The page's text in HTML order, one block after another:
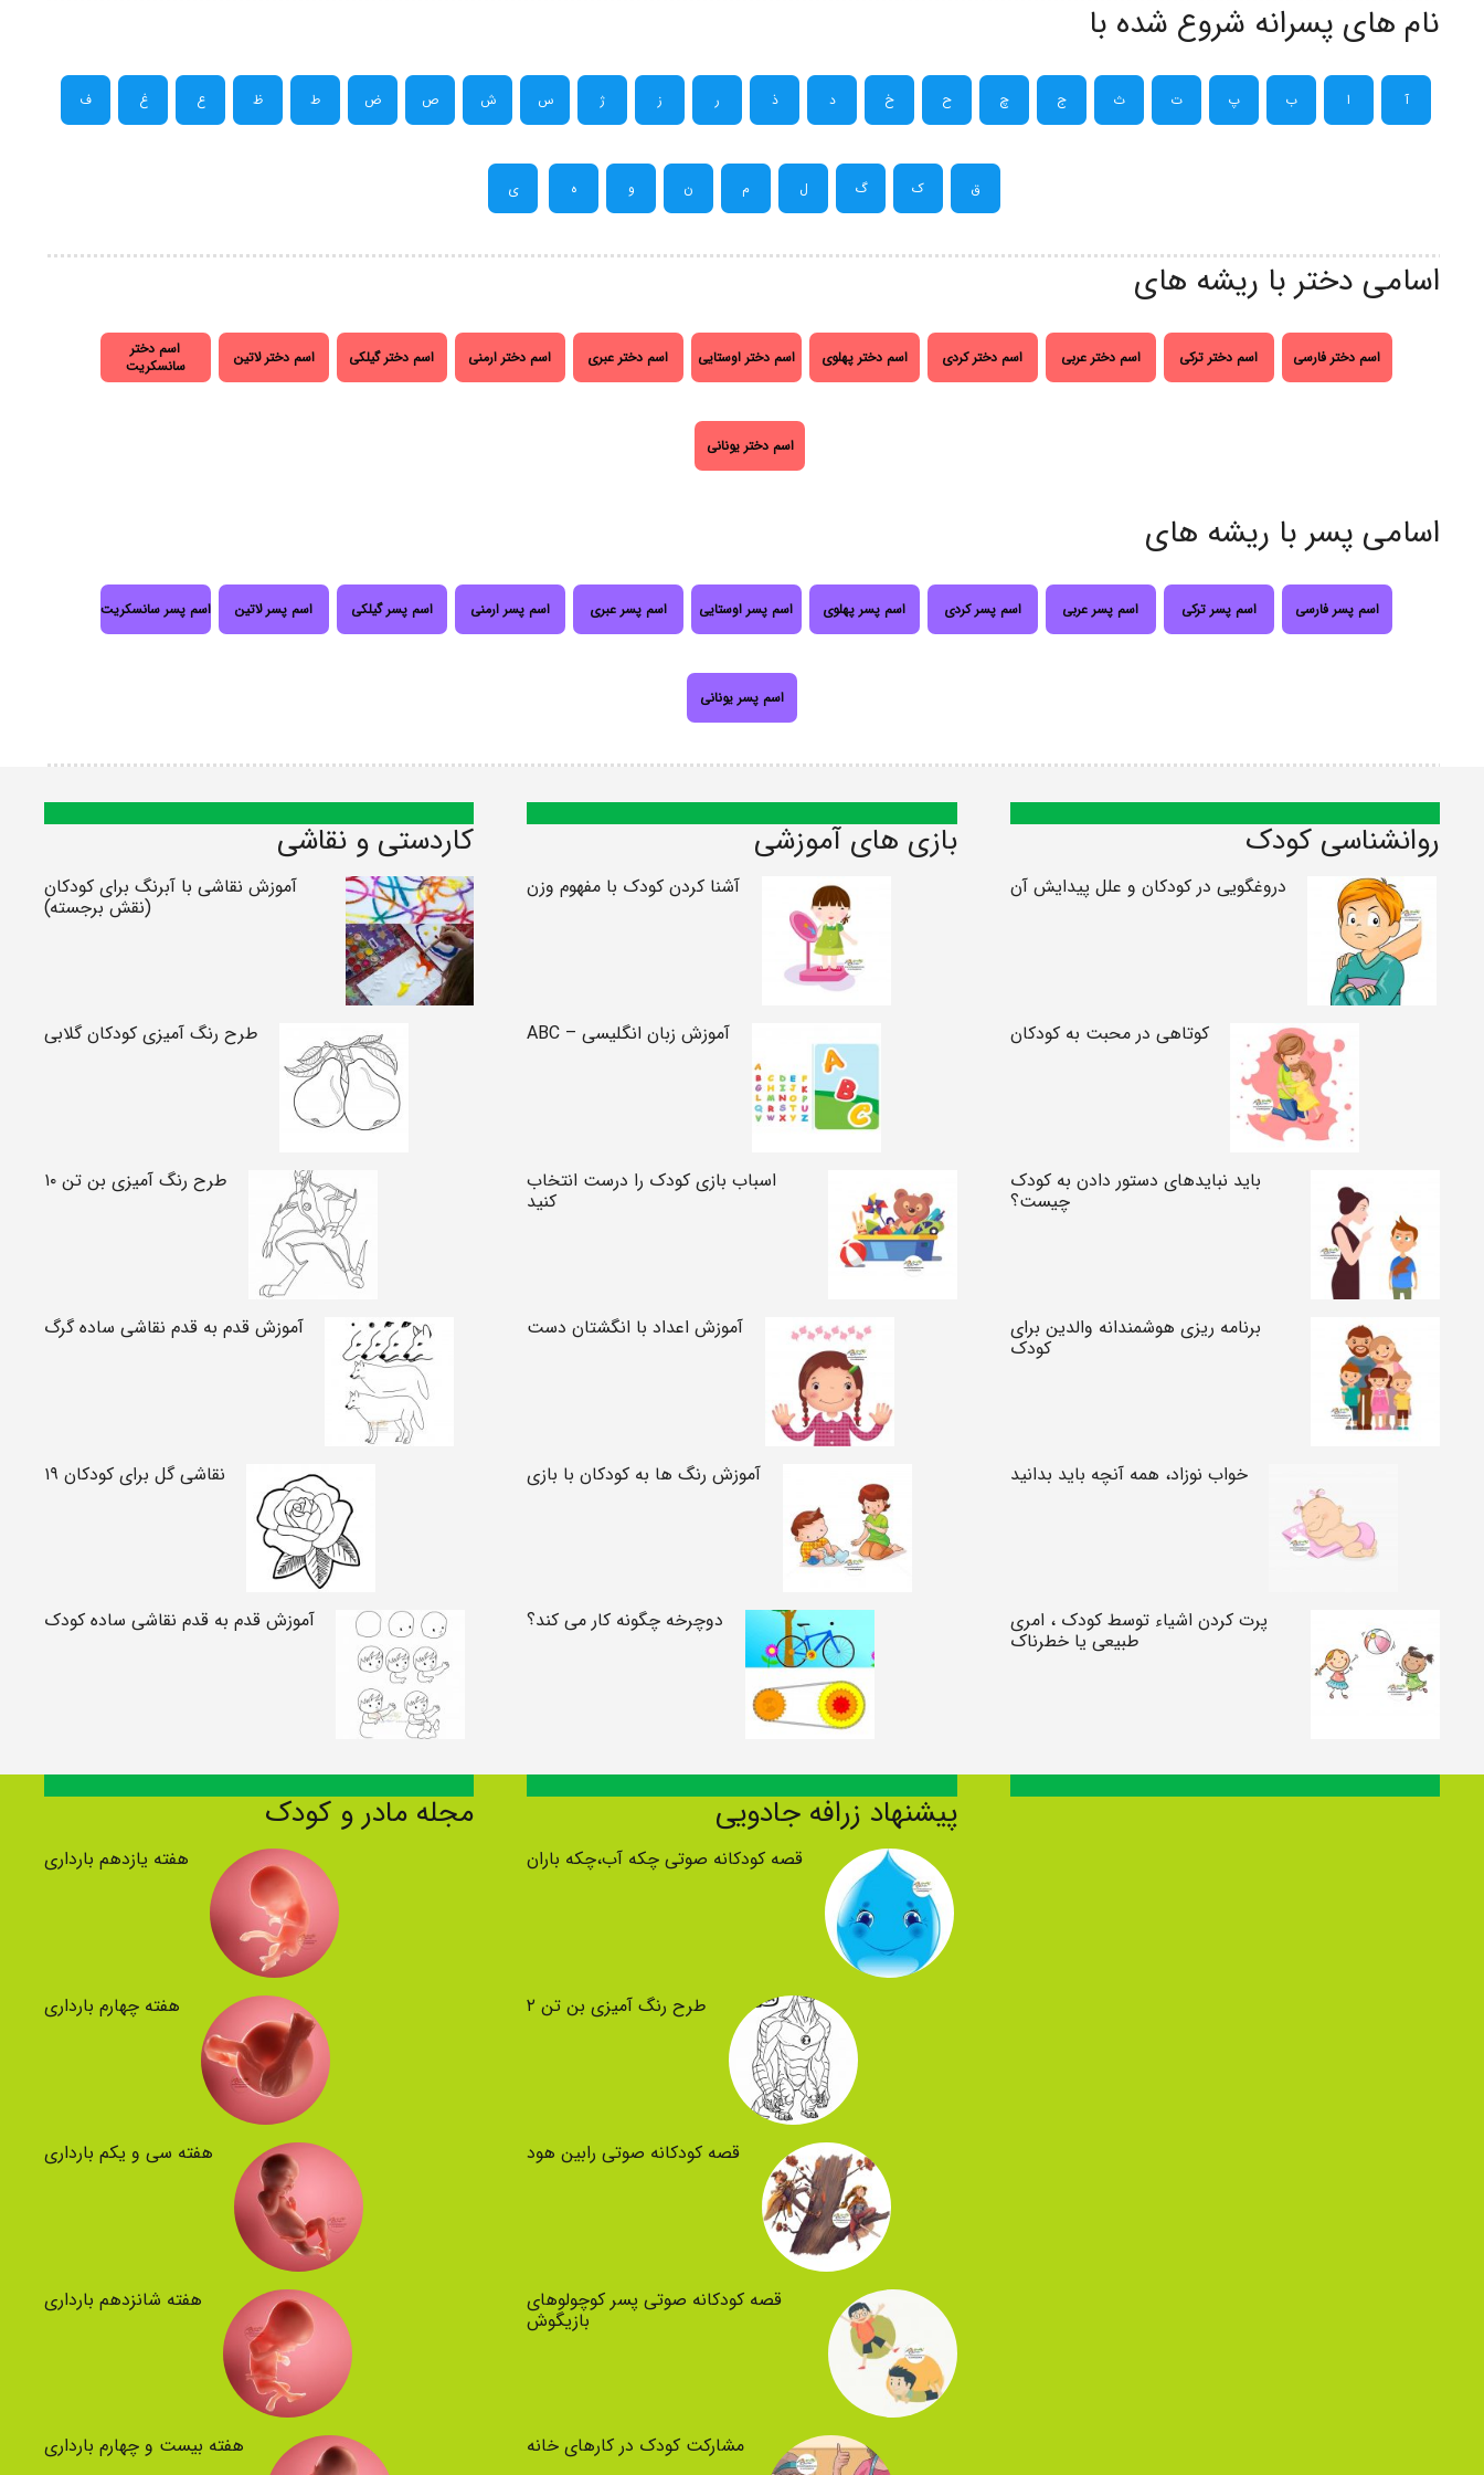
نام های پسرانه شروع شده با
آ ا ب پ ت ث ج چ ح خ د ذ ر ز ژ س ش ص ض ط ظ ع غ ف
ق ک گ ل م ن و ه ی
اسامی دختر با ریشه های
اسم دختر فارسی اسم دختر ترکی اسم دختر عربی اسم دختر کردی اسم دختر پهلوی اسم دختر اوستایی اسم دختر عبری اسم دختر ارمنی اسم دختر گیلکی اسم دختر لاتین
اسم دختر
سانسکریت
اسم دختر یونانی
اسامی پسر با ریشه های
اسم پسر فارسی اسم پسر ترکی اسم پسر عربی اسم پسر کردی اسم پسر پهلوی اسم پسر اوستایی اسم پسر عبری اسم پسر ارمنی اسم پسر گیلکی اسم پسر لاتین اسم پسر سانسکریت
اسم پسر یونانی
روانشناسی کودک
دروغگویی در کودکان و علل پیدایش آن
کوتاهی در محبت به کودکان
باید نبایدهای دستور دادن به کودک
چیست؟
برنامه ریزی هوشمندانه والدین برای
کودک
خواب نوزاد، همه آنچه باید بدانید
پرت کردن اشیاء توسط کودک ، امری
طبیعی یا خطرناک
بازی های آموزشی
آشنا کردن کودک با مفهوم وزن
آموزش زبان انگلیسی – ABC
اسباب بازی کودک را درست انتخاب
کنید
آموزش اعداد با انگشتان دست
آموزش رنگ ها به کودکان با بازی
دوچرخه چگونه کار می کند؟
کاردستی و نقاشی
آموزش نقاشی با آبرنگ برای کودکان
(نقش برجسته)
طرح رنگ آمیزی کودکان گلابی
طرح رنگ آمیزی بن تن ۱۰
آموزش قدم به قدم نقاشی ساده گرگ
نقاشی گل برای کودکان ۱۹
آموزش قدم به قدم نقاشی ساده کودک
پیشنهاد زرافه جادویی
قصه کودکانه صوتی چکه آب،چکه باران
طرح رنگ آمیزی بن تن ۲
قصه کودکانه صوتی رابین هود
قصه کودکانه صوتی پسر کوچولوهای
بازیگوش
مشارکت کودک در کارهای خانه
مجله مادر و کودک
هفته یازدهم بارداری
هفته چهارم بارداری
هفته سی و یکم بارداری
هفته شانزدهم بارداری
هفته بیست و چهارم بارداری